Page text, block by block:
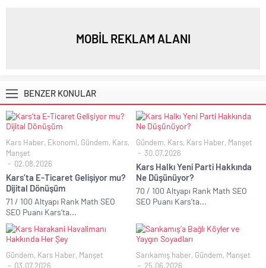
MOBİL REKLAM ALANI
BENZER KONULAR
Kars Haber, Ekonomi, Gündem, Kars,
Manşet
02.08.2026
Kars’ta E-Ticaret Gelişiyor mu?
Dijital Dönüşüm
71 / 100 Altyapı Rank Math SEO
SEO Puanı Kars’ta...
Gündem, Kars, Kars Haber, Manşet
30.07.2026
Kars Halkı Yeni Parti Hakkında
Ne Düşünüyor?
70 / 100 Altyapı Rank Math SEO
SEO Puanı Kars’ta...
Gündem, Kars Haber, Manşet
03.07.2026
Sarıkamış haber, Gündem, Manşet
25.06.2026